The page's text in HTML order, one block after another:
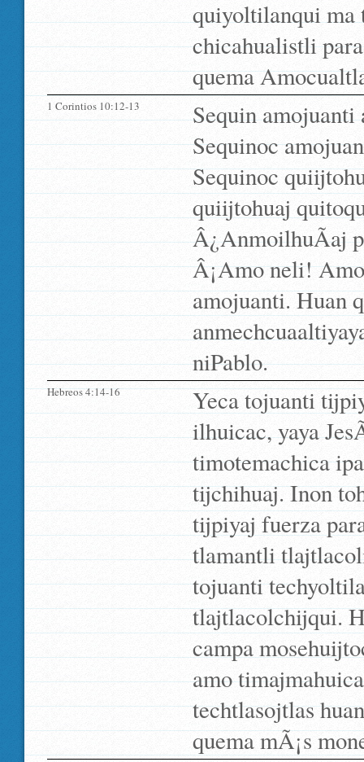
quiyoltilanqui ma
chicahualistli
quema
1 Corintios 10:12-13
Sequin
Sequinoc
Sequinoc
quiijtohuaj
Â¿AnmoilhuÃ­aj
Â¡Amo neli!
amojuanti. Huan
niPablo.
Hebreos 4:14-16
Yeca tojuanti
ilhuicac, yaya
timotemachica
tijchihuaj. Inon
tijpiyaj fuerza
tlamantli
tojuanti
tlajtlacolchijqui.
campa
amo
techtlasojtlas
quema mÃ¡s